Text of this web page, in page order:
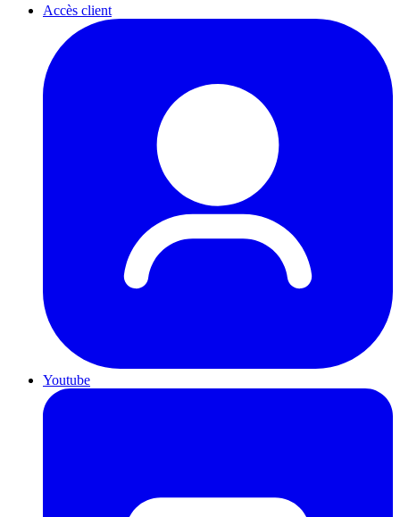
Accès client
Youtube